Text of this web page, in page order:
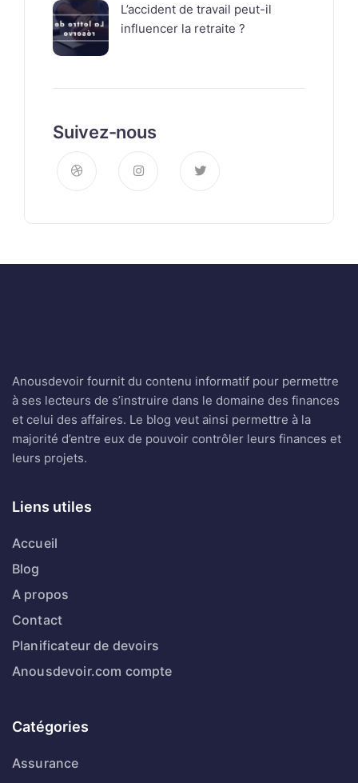
L’accident de travail peut-il
influencer la retraite ?
Suivez-nous
Anousdevoir fournit du contenu informatif pour permettre
à ses lecteurs de s’instruire dans le domaine des finances
et celui des affaires. Le blog veut ainsi permettre à la
majorité d’entre eux de pouvoir contrôler leurs finances et
leurs projets.
Liens utiles
Accueil
Blog
A propos
Contact
Planificateur de devoirs
Anousdevoir.com compte
Catégories
Assurance